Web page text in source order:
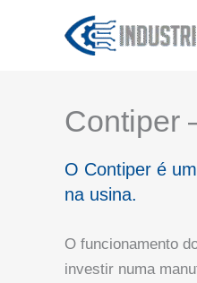
Contiper
O Contiper é
na usina.
O funcionamento
investir numa